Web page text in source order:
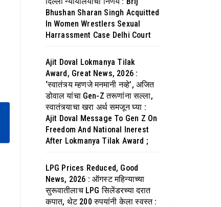
Bhushan Sharan Singh Acquitted
In Women Wrestlers Sexual
Harrassment Case Delhi Court
Ajit Doval Lokmanya Tilak
Award, Great News, 2026 :
‘स्वातंत्र्य म्हणजे मनमानी नव्हे’, अजित
डोवाल यांचा Gen-Z तरूणांना सल्ला,
स्वातंत्र्याचा खरा अर्थ समजून घ्या :
Ajit Doval Message To Gen Z On
Freedom And National Inerest
After Lokmanya Tilak Award ;
LPG Prices Reduced, Good
News, 2026 : ऑगस्ट महिन्याच्या
सुरूवातीलाच LPG सिलेंडरच्या दरात
कपात, थेट 200 रुपयांनी केला स्वस्त :